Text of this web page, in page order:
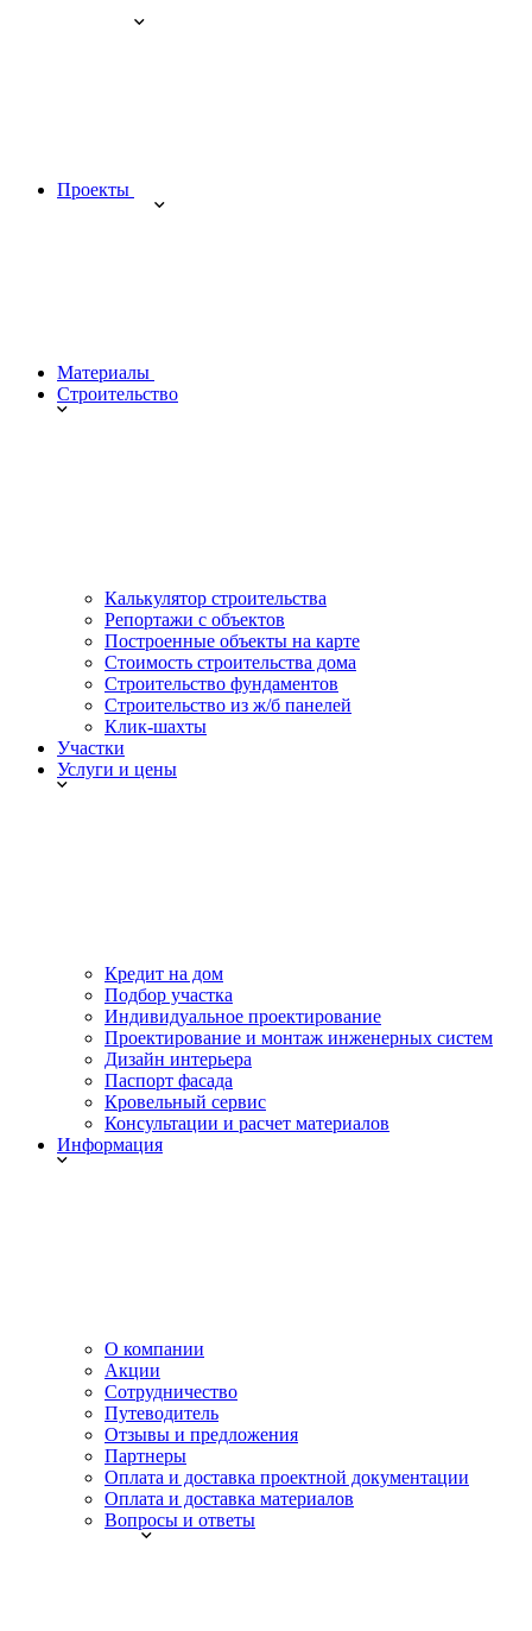
Проекты
Материалы
Строительство
Калькулятор строительства
Репортажи с объектов
Построенные объекты на карте
Стоимость строительства дома
Строительство фундаментов
Строительство из ж/б панелей
Клик-шахты
Участки
Услуги и цены
Кредит на дом
Подбор участка
Индивидуальное проектирование
Проектирование и монтаж инженерных систем
Дизайн интерьера
Паспорт фасада
Кровельный сервис
Консультации и расчет материалов
Информация
О компании
Акции
Сотрудничество
Путеводитель
Отзывы и предложения
Партнеры
Оплата и доставка проектной документации
Оплата и доставка материалов
Вопросы и ответы